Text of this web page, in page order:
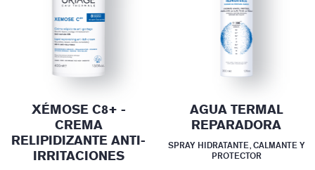
XÉMOSE C8+ -
CREMA
RELIPIDIZANTE ANTI-
IRRITACIONES
AGUA TERMAL
REPARADORA
SPRAY HIDRATANTE, CALMANTE Y
PROTECTOR